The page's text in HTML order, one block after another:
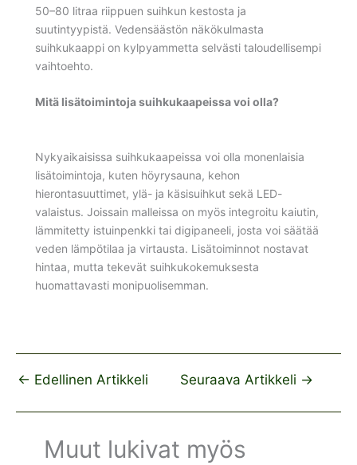
50–80 litraa riippuen suihkun kestosta ja
suutintyypistä. Vedensäästön näkökulmasta
suihkukaappi on kylpyammetta selvästi taloudellisempi
vaihtoehto.
Mitä lisätoimintoja suihkukaapeissa voi olla?
Nykyaikaisissa suihkukaapeissa voi olla monenlaisia
lisätoimintoja, kuten höyrysauna, kehon
hierontasuuttimet, ylä- ja käsisuihkut sekä LED-
valaistus. Joissain malleissa on myös integroitu kaiutin,
lämmitetty istuinpenkki tai digipaneeli, josta voi säätää
veden lämpötilaa ja virtausta. Lisätoiminnot nostavat
hintaa, mutta tekevät suihkukokemuksesta
huomattavasti monipuolisemman.
← Edellinen Artikkeli Seuraava Artikkeli →
Muut lukivat myös